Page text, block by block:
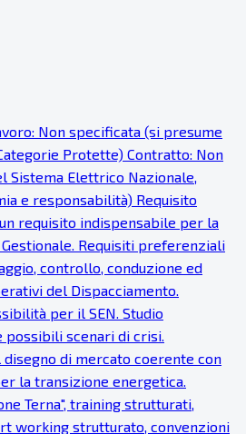
Non specificata (si presume
Protette) Contratto: Non
Sistema Elettrico Nazionale,
e responsabilità) Requisito
requisito indispensabile per la
Requisiti preferenziali
controllo, conduzione ed
del Dispacciamento.
per il SEN. Studio
scenari di crisi.
di mercato coerente con
la transizione energetica.
Terna", training strutturati,
working strutturato, convenzioni